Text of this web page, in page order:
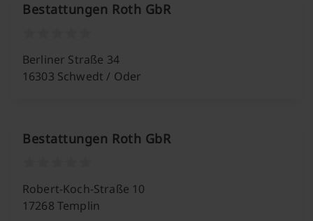
Bestattungen Roth GbR
Berliner Straße 34
16303 Schwedt / Oder
Bestattungen Roth GbR
Robert-Koch-Straße 10
17268 Templin